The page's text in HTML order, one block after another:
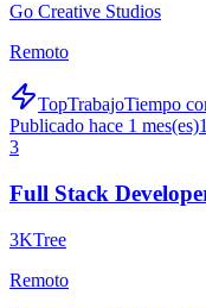
Go Creative Studios
Remoto
TopTrabajoTiempo
Publicado hace 1 mes(es)
3
Full Stack
3KTree
Remoto